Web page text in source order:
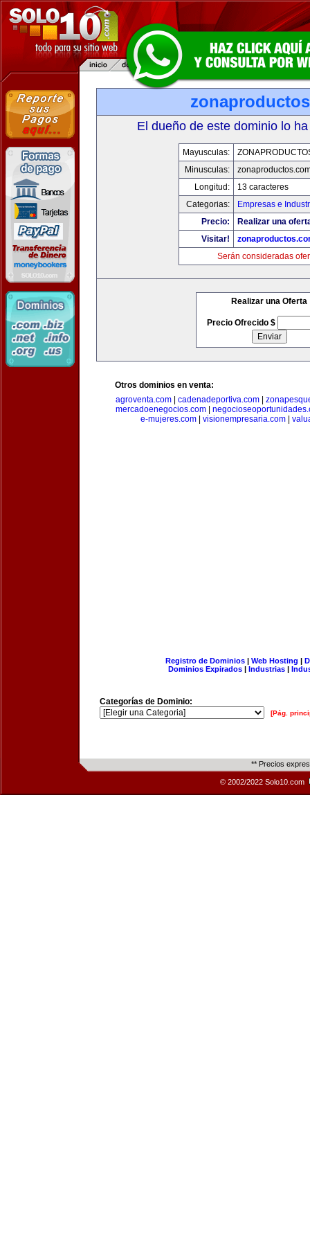
El dueño de este dominio lo
Mayusculas:
Minusculas:
Longitud:
13 caracteres
Categorias:
Empresas e
Precio:
Realizar una
Visitar!
Serán consideradas
Realizar una Oferta
Precio Ofrecido $
Otros dominios en venta:
agroventa.com
cadenadeportiva.com
mercadoenegocios.com
e-mujeres.com
visionempresaria.com
Registro de Dominios| Web Hosting |
Dominios Expirados | Industrias |
Categorías de Dominio:
[Pág.
** Precios
© 2002/2022 Solo10.com